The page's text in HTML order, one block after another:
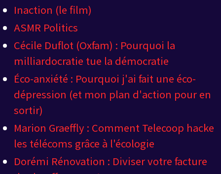
Inaction (le film)
ASMR Politics
Cécile Duflot (Oxfam) : Pourquoi la
milliardocratie tue la démocratie
Éco-anxiété : Pourquoi j'ai fait une éco-
dépression (et mon plan d'action pour en
sortir)
Marion Graeffly : Comment Telecoop hacke
les télécoms grâce à l'écologie
Dorémi Rénovation : Diviser votre facture